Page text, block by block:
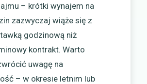
– krótki wynajem na
zazwyczaj wiąże się z
godzinową niż
kontrakt. Warto
uwagę na
– w okresie letnim lub